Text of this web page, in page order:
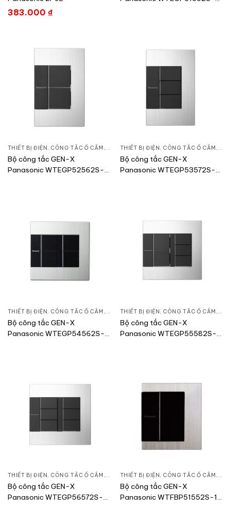
383.000 ₫
THIẾT BỊ ĐIỆN , CÔNG TẮC Ổ CẮM , DÒNG GEN-X
Bộ công tắc GEN-X
Panasonic WTEGP52562S-
THIẾT BỊ ĐIỆN , CÔNG TẮC Ổ CẮM ,
Bộ công tắc GEN-X
Panasonic WTEGP53572S-
THIẾT BỊ ĐIỆN, CÔNG TẮC Ổ CẮM , DÒNG GEN-X
Bộ công tắc GEN-X
Panasonic WTEGP54562S-
THIẾT BỊ ĐIỆN, CÔNG TẮC Ổ CẮM ,
Bộ công tắc GEN-X
Panasonic WTEGP55582S-
THIẾT BỊ ĐIỆN, CÔNG TẮC Ổ CẮM , DÒNG GEN-X
Bộ công tắc GEN-X
Panasonic WTEGP56572S-
THIẾT BỊ ĐIỆN, CÔNG TẮC Ổ CẮM ,
Bộ công tắc GEN-X
Panasonic WTFBP51552S-1-